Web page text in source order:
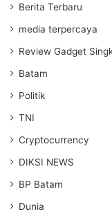
Berita Terbaru
media terpercaya
Review Gadget
Batam
Politik
TNI
Cryptocurrency
DIKSI NEWS
BP Batam
Dunia